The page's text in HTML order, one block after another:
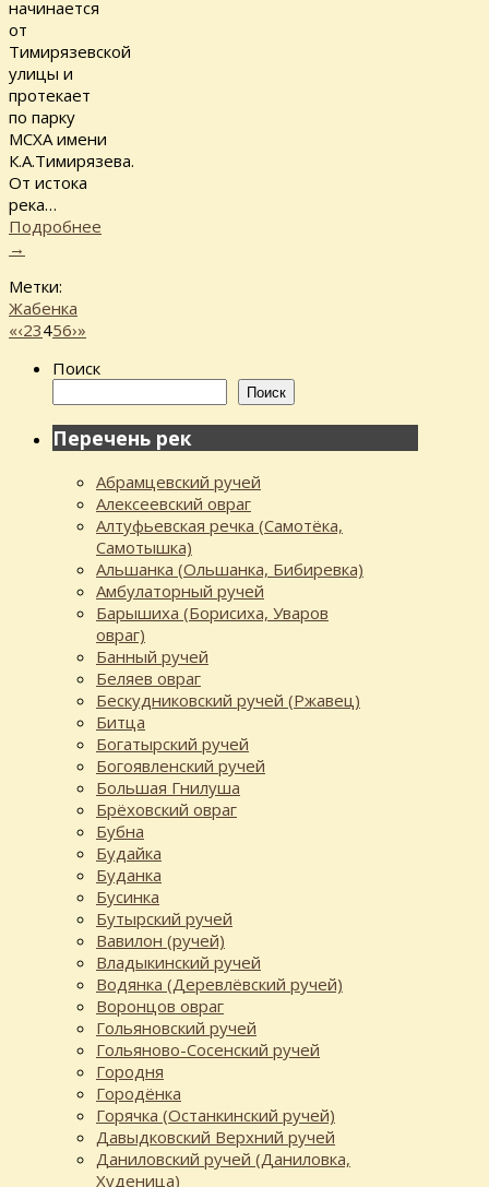
начинается
от
Тимирязевской
улицы и
протекает
по парку
МСХА имени
К.А.Тимирязева.
От истока
река…
Подробнее
→
Метки:
Жабенка
«‹23456›»
Поиск
Поиск
Перечень рек
Абрамцевский ручей
Алексеевский овраг
Алтуфьевская речка (Самотёка,
Самотышка)
Альшанка (Ольшанка, Бибиревка)
Амбулаторный ручей
Барышиха (Борисиха, Уваров
овраг)
Банный ручей
Беляев овраг
Бескудниковский ручей (Ржавец)
Битца
Богатырский ручей
Богоявленский ручей
Большая Гнилуша
Брёховский овраг
Бубна
Будайка
Буданка
Бусинка
Бутырский ручей
Вавилон (ручей)
Владыкинский ручей
Водянка (Деревлёвский ручей)
Воронцов овраг
Гольяновский ручей
Гольяново-Сосенский ручей
Городня
Городёнка
Горячка (Останкинский ручей)
Давыдковский Верхний ручей
Даниловский ручей (Даниловка,
Худеница)